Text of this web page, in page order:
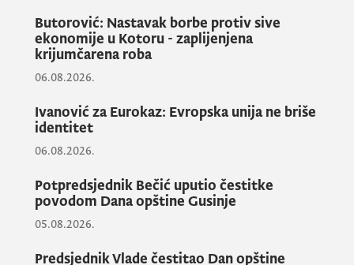
propisuju na recept može da bude i apoteka
čiji je osnivač drugo pravno i/ili fizičko lice,
sa kojom Fond za zdravstveno osiguranje
zaključi ugovor, čime će se obezbijediti
stabilnije snabdijevanje ljekovima i izbjeći
dugotrajne procedure nabavki ljekova i
potencijalne mogućnosti njihove nestašice.
doktora moći će da se realizuje, osim u 53
apoteke „Montefarma“ i u više od 250
apoteka, koje imaju mogućnost da zaključe
ugovor sa Fondom.
Butorović: Nastavak borbe protiv sive
ekonomije u Kotoru - zaplijenjena
krijumčarena roba
06.08.2026.
Ivanović za Eurokaz: Evropska unija ne briše
identitet
06.08.2026.
Potpredsjednik Bečić uputio čestitke
povodom Dana opštine Gusinje
05.08.2026.
Predsjednik Vlade čestitao Dan opštine